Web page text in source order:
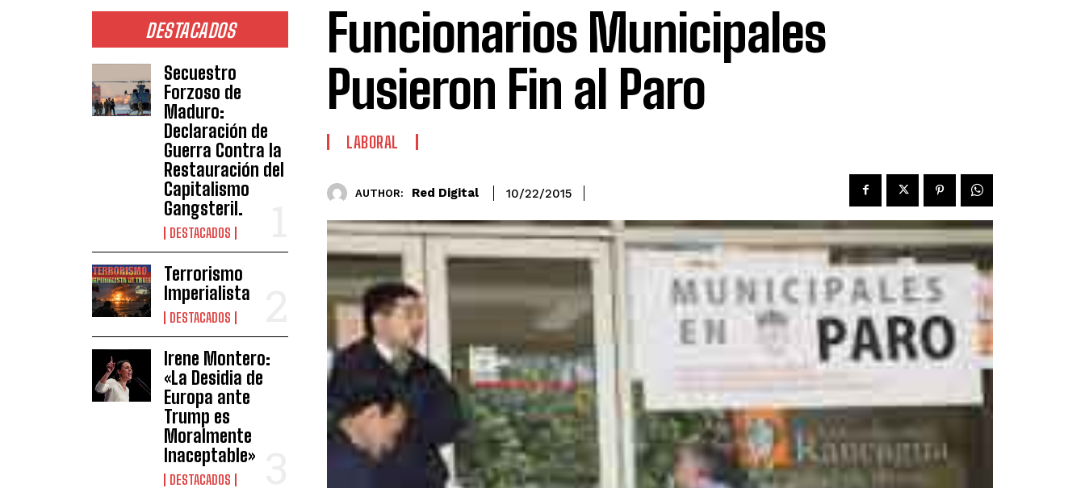
DESTACADOS
Secuestro
Forzoso de
Maduro:
Declaración de
Guerra Contra la
Restauración del
Capitalismo
Gangsteril.
DESTACADOS
Terrorismo
Imperialista
DESTACADOS
Irene Montero:
«La Desidia de
Europa ante
Trump es
Moralmente
Inaceptable»
DESTACADOS
Funcionarios Municipales
Pusieron Fin al Paro
LABORAL
AUTHOR: Red Digital 10/22/2015